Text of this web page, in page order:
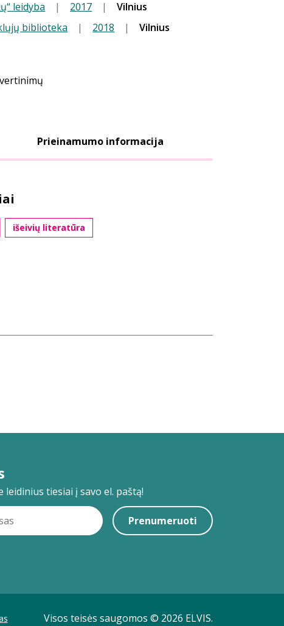
leidyba | 2017 |
Vilnius
biblioteka | 2018 | Vilnius
Prieinamumo informacija
išeivių literatūra
leidinius tiesiai į savo el. paštą!
Prenumeruoti
Visos teisės saugomos © 2026 ELVIS.